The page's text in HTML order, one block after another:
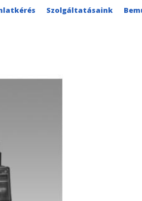
Szolgáltatásaink